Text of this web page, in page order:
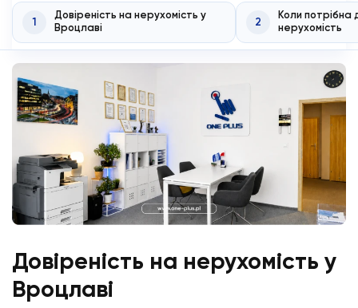
Довіреність на нерухомість у
Вроцлаві
1
Довіреність на нерухомість у
Вроцлаві
2
Коли потрібна
нерухомість